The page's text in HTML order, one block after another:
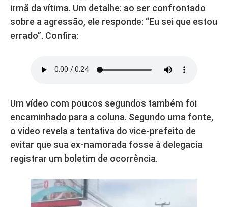
irmã da vítima. Um detalhe: ao ser confrontado
sobre a agressão, ele responde: “Eu sei que estou
errado”. Confira:
Um vídeo com poucos segundos também foi
encaminhado para a coluna. Segundo uma fonte,
o vídeo revela a tentativa do vice-prefeito de
evitar que sua ex-namorada fosse à delegacia
registrar um boletim de ocorrência.